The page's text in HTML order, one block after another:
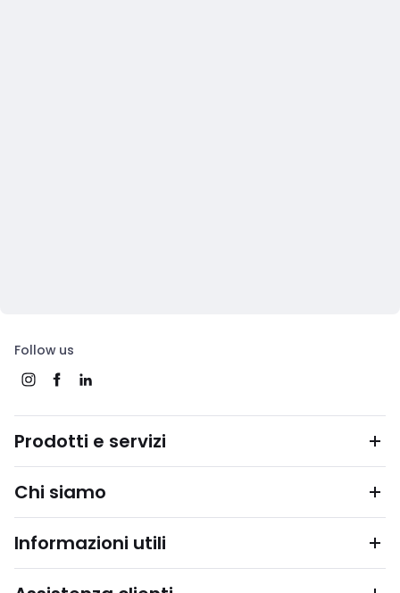
Follow us
Prodotti e servizi
Chi siamo
Informazioni utili